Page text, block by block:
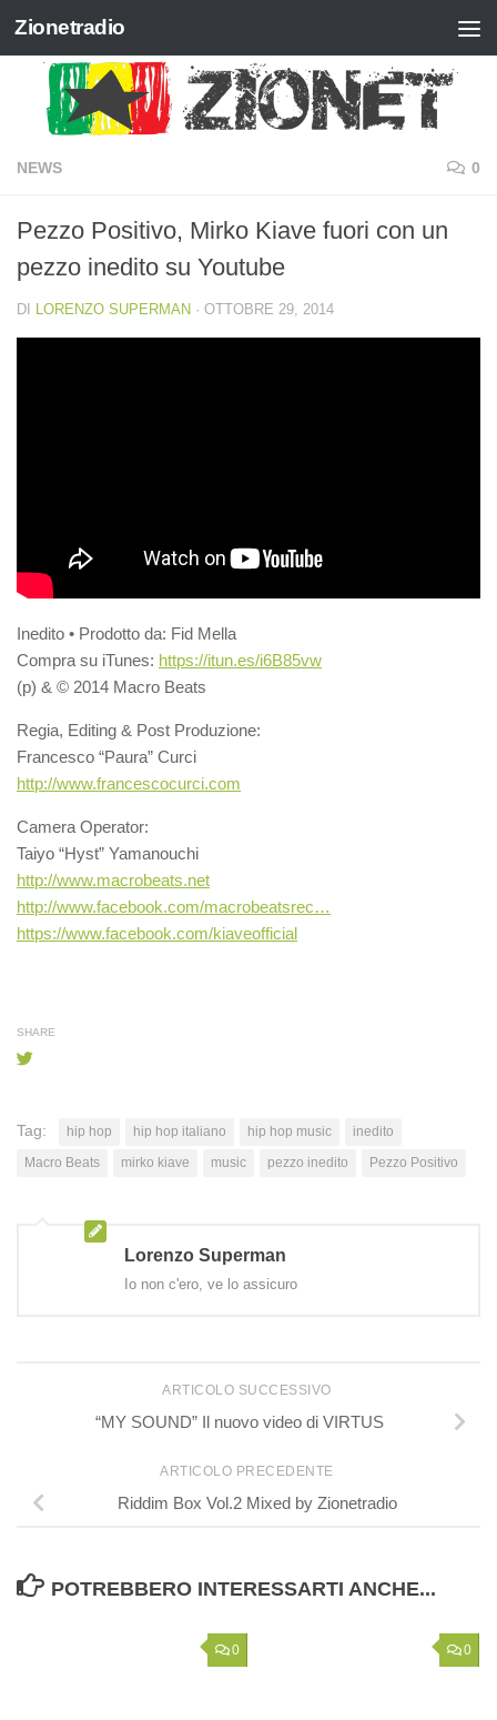
Salta al contenuto
Zionetradio
NEWS 0
Pezzo Positivo, Mirko Kiave fuori con un
pezzo inedito su Youtube
DI LORENZO SUPERMAN · OTTOBRE 29, 2014
Inedito • Prodotto da: Fid Mella
Compra su iTunes: https://itun.es/i6B85vw
(p) & © 2014 Macro Beats
Regia, Editing & Post Produzione:
Francesco “Paura” Curci
http://www.francescocurci.com
Camera Operator:
Taiyo “Hyst” Yamanouchi
http://www.macrobeats.net
http://www.facebook.com/macrobeatsrec…
https://www.facebook.com/kiaveofficial
SHARE
Tag: hip hop hip hop italiano hip hop music
inedito
Macro Beats
mirko kiave music pezzo inedito Pezzo Positivo
Lorenzo Superman
Io non c'ero, ve lo assicuro
ARTICOLO SUCCESSIVO
“MY SOUND” Il nuovo video di VIRTUS
ARTICOLO PRECEDENTE
Riddim Box Vol.2 Mixed by Zionetradio
POTREBBERO INTERESSARTI ANCHE...
0 0